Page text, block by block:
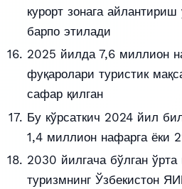
курорт зонага
барпо этилади
2025 йилда 7,6 миллион
фуқаролари туристик
сафар қилган
Бу кўрсаткич 2024 йил
1,4 миллион нафарга ёки
2030 йилгача бўлган ўрта
туризмнинг Ўзбекистон